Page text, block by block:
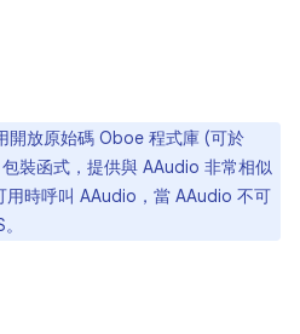
開放原始碼 Oboe 程式庫 (可於
裝函式，提供與 AAudio 非常相似
時呼叫 AAudio，當 AAudio 不可